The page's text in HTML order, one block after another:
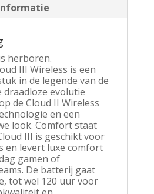
herboren.
III Wireless is een
in de legende van de
draadloze evolutie
de Cloud II Wireless
en een
look. Comfort staat
III is geschikt voor
en levert luxe comfort
gamen of
De batterij gaat
tot wel 120 uur voor